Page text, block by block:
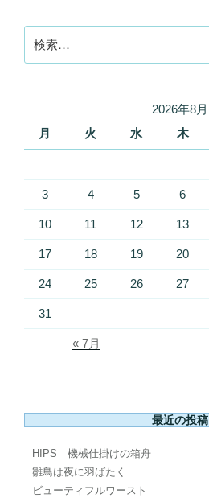
索:
2026年8月
月
火 水 木
3 4 5 6
10 11 12 13
17 18 19 20
24 25 26 27
31
« 7月
最近の投稿
HIPS 機械仕掛けの箱舟
雛鳥は夜に羽ばたく
ビューティフルワースト